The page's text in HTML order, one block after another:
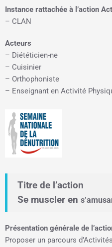
Instance rattachée à l’action
– CLAN
Acteurs
– Diététicien-ne
– Cuisinier
– Orthophoniste
– Enseignant en Activité
Titre de l’action
Se muscler en
Présentation générale de
Proposer un parcours